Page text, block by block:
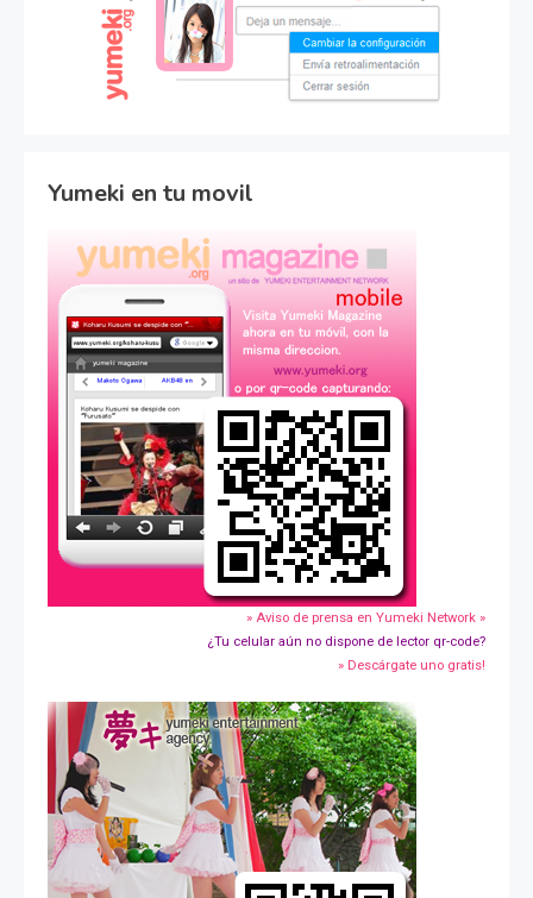
Yumeki en tu movil
» Aviso de prensa en Yumeki Network »
¿Tu celular aún no dispone de lector qr-code?
» Descárgate uno gratis!